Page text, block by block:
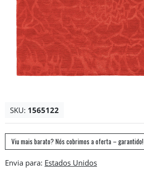
SKU: 1565122
Viu mais barato? Nós cobrimos a oferta – garantido!
Envia para: